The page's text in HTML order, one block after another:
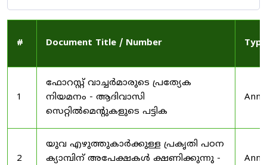
# Document Title / Number Type
1
ഫോറസ്റ്റ് വാച്ചർമാരുടെ പ്രത്യേക
നിയമനം - ആദിവാസി
സെറ്റിൽമെന്റുകളുടെ പട്ടിക
2
യുവ എഴുത്തുകാർക്കുള്ള പ്രകൃതി പഠന
ക്യാമ്പിന് അപേക്ഷകൾ ക്ഷണിക്കുന്നു -